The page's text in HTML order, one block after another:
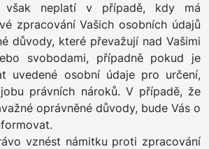
však neplatí v případě, kdy má
zpracování Vašich osobních údajů
důvody, které převažují nad Vašimi
svobodami, případně pokud je
uvedené osobní údaje pro určení,
právních nároků. V případě, že
oprávněné důvody, bude Vás o
vznést námitku proti zpracování